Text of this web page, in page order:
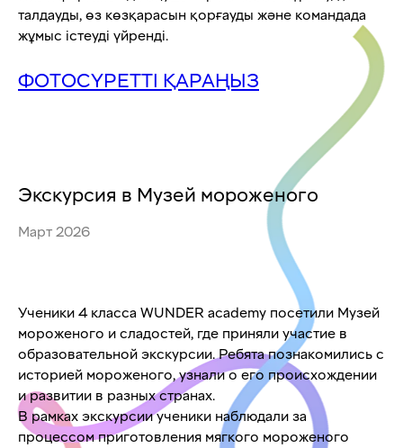
талдауды, өз көзқарасын қорғауды және командада
жұмыс істеуді үйренді.
ФОТОСҮРЕТТІ ҚАРАҢЫЗ
Экскурсия в Музей мороженого
Март 2026
Ученики 4 класса WUNDER academy посетили Музей
мороженого и сладостей, где приняли участие в
образовательной экскурсии. Ребята познакомились с
историей мороженого, узнали о его происхождении
и развитии в разных странах.
В рамках экскурсии ученики наблюдали за
процессом приготовления мягкого мороженого